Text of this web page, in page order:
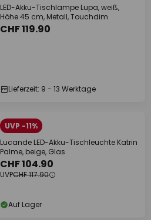
LED-Akku-Tischlampe Lupa, weiß,
Höhe 45 cm, Metall, Touchdim
CHF 119.90
Lieferzeit: 9 - 13 Werktage
UVP -11%
Lucande LED-Akku-Tischleuchte Katrin
Palme, beige, Glas
CHF 104.90
UVPCHF 117.90
Auf Lager